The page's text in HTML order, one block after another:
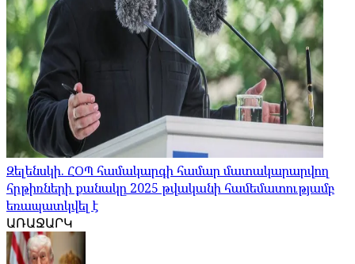
Զելենսկի. ՀՕՊ համակարգի համար մատակարարվող
հրթիռների քանակը 2025 թվականի համեմատությամբ
եռապատկվել է
ԱՌԱՋԱՐԿ